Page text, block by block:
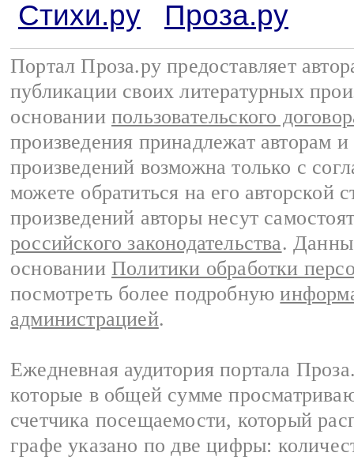
Стихи.ру
Проза.ру
Портал Проза.ру предоставляет
публикации своих литературных
основании пользовательского
произведения принадлежат авторам
произведений возможна только с
можете обратиться на его авторской
произведений авторы несут
российского законодательства.
основании Политики обработки
посмотреть более подробную
администрацией.
Ежедневная аудитория портала
которые в общей сумме
счетчика посещаемости, который
графе указано по две цифры: